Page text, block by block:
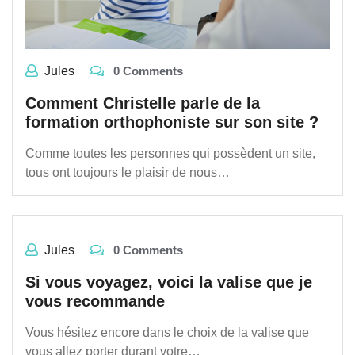
Jules 0 Comments
Comment Christelle parle de la
formation orthophoniste sur son site ?
Comme toutes les personnes qui possèdent un site,
tous ont toujours le plaisir de nous…
Jules 0 Comments
Si vous voyagez, voici la valise que je
vous recommande
Vous hésitez encore dans le choix de la valise que
vous allez porter durant votre…